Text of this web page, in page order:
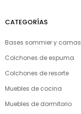
CATEGORÍAS
Bases sommier y camas
Colchones de espuma
Colchones de resorte
Muebles de cocina
Muebles de dormitorio